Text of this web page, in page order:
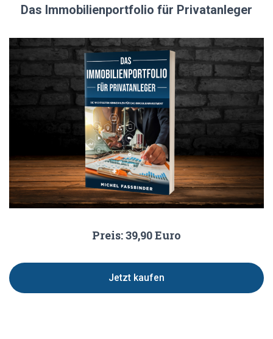
Das Immobilienportfolio für Privatanleger
Preis: 39,90 Euro
Jetzt kaufen